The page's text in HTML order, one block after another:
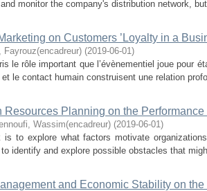
monitor the company's distribution network,
on Customers ’Loyalty in a
Fayrouz(encadreur) (2019-06-01)
le rôle important que l’évènementiel joue pour
le contact humain construisent une relation
Resources Planning on the
Wassim(encadreur) (2019-06-01)
to explore what factors motivate
identify and explore possible obstacles that
and Economic Stability on